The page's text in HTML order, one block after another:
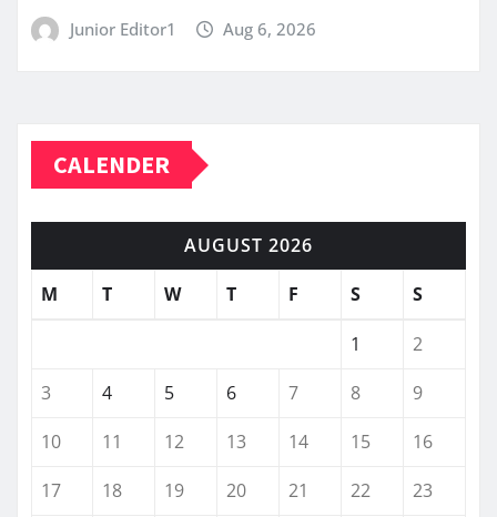
Junior Editor1 Aug 6, 2026
CALENDER
AUGUST 2026
M
T W T F S S
1
2
3
4 5 6 7 8
9
10
11 12 13 14 15
16
17
18 19 20 21 22
23